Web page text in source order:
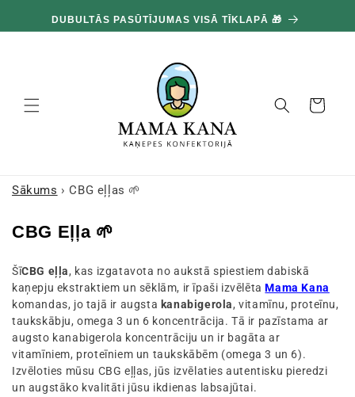
pāriet
pie
DUBULTĀS PASŪTĪJUMAS VISĀ TĪKLAPĀ 🎁
Grozs
Sākums › CBG eļļas 🌱
K
l
e
k
c
i
j
CBG Eļļa 🌱
ŠīCBG eļļa, kas izgatavota no aukstā spiestiem dabiskā
kaņepju ekstraktiem un sēklām, ir īpaši izvēlētaMama Kana
komandas, jo tajā ir augsta kanabigerola, vitamīnu, proteīnu,
taukskābju, omega 3 un 6 koncentrācija. Tā ir pazīstama ar
augsto kanabigerola koncentrāciju un ir bagāta ar
vitamīniem, proteīniem un taukskābēm (omega 3 un 6).
Izvēloties mūsu CBG eļļas, jūs izvēlaties autentisku pieredzi
un augstāko kvalitāti jūsu ikdienas labsajūtai.